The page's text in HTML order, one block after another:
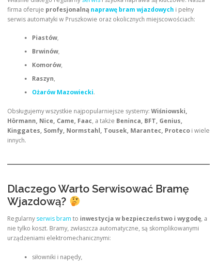
firma oferuje profesjonalną naprawę bram wjazdowych i pełny
serwis automatyki w Pruszkowie oraz okolicznych miejscowościach:
Piastów,
Brwinów,
Komorów,
Raszyn,
Ożarów Mazowiecki.
Obsługujemy wszystkie najpopularniejsze systemy: Wiśniowski,
Hörmann, Nice, Came, Faac, a także Beninca, BFT, Genius,
Kinggates, Somfy, Normstahl, Tousek, Marantec, Proteco i wiele
innych.
Dlaczego Warto Serwisować Bramę
Wjazdową?
Regularny serwis bram to inwestycja w bezpieczeństwo i wygodę, a
nie tylko koszt. Bramy, zwłaszcza automatyczne, są skomplikowanymi
urządzeniami elektromechanicznymi:
siłowniki i napędy,